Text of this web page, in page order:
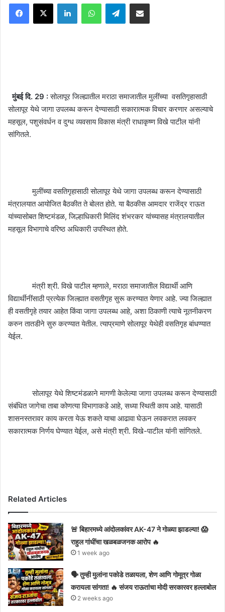
email
Facebook
X LinkedInWhatsAppTelegramShare via Email
मुंबई दि. 29 :सोलापूर जिल्ह्यातील मराठा समाजातील मुलींच्या वसतिगृहासाठी
सोलापूर येथे जागा उपलब्ध करून देण्यासाठी सकारात्मक विचार करणार असल्याचे
महसूल,पशुसंवर्धन व दुग्ध व्यवसाय विकास मंत्री राधाकृष्ण विखे पाटील यांनी
सांगितले.
मुलींच्या वसतिगृहासाठी सोलापूर येथे जागा उपलब्ध करून देण्यासाठी
मंत्रालयात आयोजित बैठकीत ते बोलत होते. या बैठकीस आमदार राजेंद्र राऊत
यांच्यासोबत शिष्टमंडळ, जिल्हाधिकारी मिलिंद शंभरकर यांच्यासह मंत्रालयातील
महसूल विभागाचे वरिष्ठ अधिकारी उपस्थित होते.
मंत्री श्री. विखे पाटील म्हणाले,मराठा समाजातील विद्यार्थी आणि
विद्यार्थीनींसाठी प्रत्येक जिल्ह्यात वसतीगृह सुरू करण्यात येणार आहे. ज्या जिल्ह्यात
ही वसतीगृहे तयार आहेत किंवा जागा उपलब्ध आहे, अशा ठिकाणी त्याचे नूतनीकरण
करुन तातडीने सुरु करण्यात येतील. त्याप्रमाणे सोलापूर येथेही वसतिगृह बांधण्यात
येईल.
सोलापूर येथे शिष्टमंडळाने मागणी केलेल्या जागा उपलब्ध करून देण्यासाठी
संबंधित जागेचा ताबा कोणत्या विभागाकडे आहे, सध्या स्थिती काय आहे. यासाठी
शासनस्तरावर काय करता येऊ शकते याचा आढावा घेऊन लवकरात लवकर
सकारात्मक निर्णय घेण्यात येईल, असे मंत्री श्री. विखे-पाटील यांनी सांगितले.
Related Articles
🚨 बिहारमध्ये आंदोलकांवर AK-47 ने गोळ्या झाडल्या! 😱
राहुल गांधींचा खळबळजनक आरोप 🔥
1 week ago
🗣️ तुम्ही मुलांना पकोडे तळायला, शेण आणि गोमूत्र गोळा
करायला सांगता! 🔥 संजय राऊतांचा मोदी सरकारवर हल्लाबोल
2 weeks ago